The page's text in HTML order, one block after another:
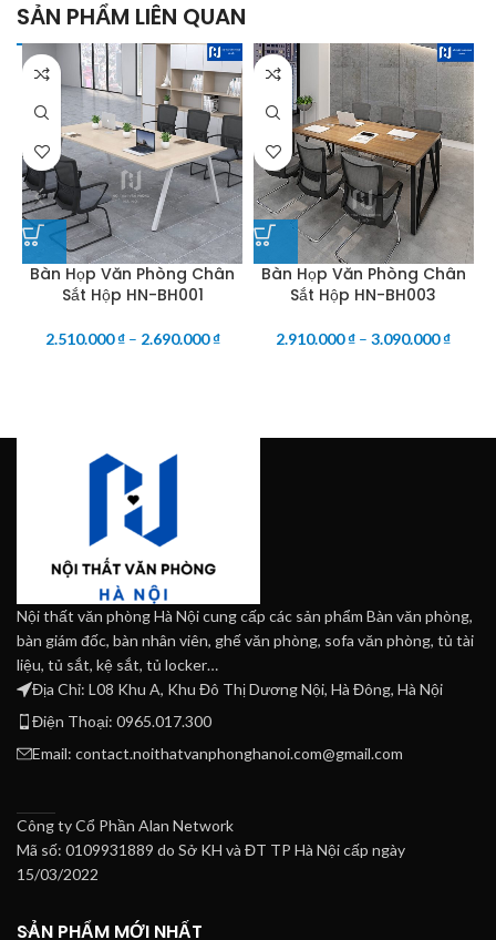
SẢN PHẨM LIÊN QUAN
Bàn Họp Văn Phòng Chân
Sắt Hộp HN-BH001
2.510.000₫– 2.690.000₫
Bàn Họp Văn Phòng Chân
Sắt Hộp HN-BH003
2.910.000₫ –3.090.000₫
Nội thất văn phòng Hà Nội cung cấp các sản phẩm Bàn văn phòng,
bàn giám đốc, bàn nhân viên, ghế văn phòng, sofa văn phòng, tủ tài
liệu, tủ sắt, kệ sắt, tủ locker…
Địa Chỉ: L08 Khu A, Khu Đô Thị Dương Nội, Hà Đông, Hà Nội
Điện Thoại: 0965.017.300
Email: contact.noithatvanphonghanoi.com@gmail.com
Công ty Cổ Phần Alan Network
Mã số: 0109931889 do Sở KH và ĐT TP Hà Nội cấp ngày
15/03/2022
SẢN PHẨM MỚI NHẤT